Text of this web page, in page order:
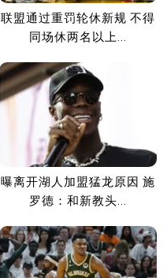
联盟通过重罚轮休新规 不得
同场休两名以上...
曝离开湖人加盟猛龙原因 施
罗德：和新教头...